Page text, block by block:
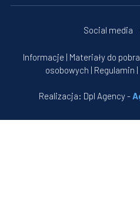
Social media
Informacje | Materiały do
osobowych | Regulamin |
Realizacja: Dpl Agency -